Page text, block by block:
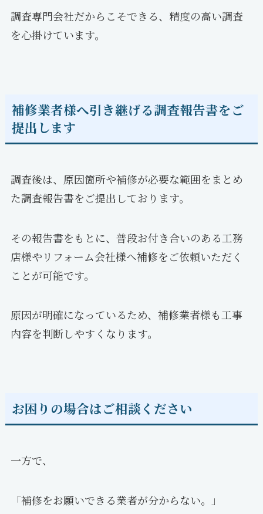
調査専門会社だからこそできる、精度の高い調査
を心掛けています。
補修業者様へ引き継げる調査報告書をご
提出します
調査後は、原因箇所や補修が必要な範囲をまとめ
た調査報告書をご提出しております。
その報告書をもとに、普段お付き合いのある工務
店様やリフォーム会社様へ補修をご依頼いただく
ことが可能です。
原因が明確になっているため、補修業者様も工事
内容を判断しやすくなります。
お困りの場合はご相談ください
一方で、
「補修をお願いできる業者が分からない。」